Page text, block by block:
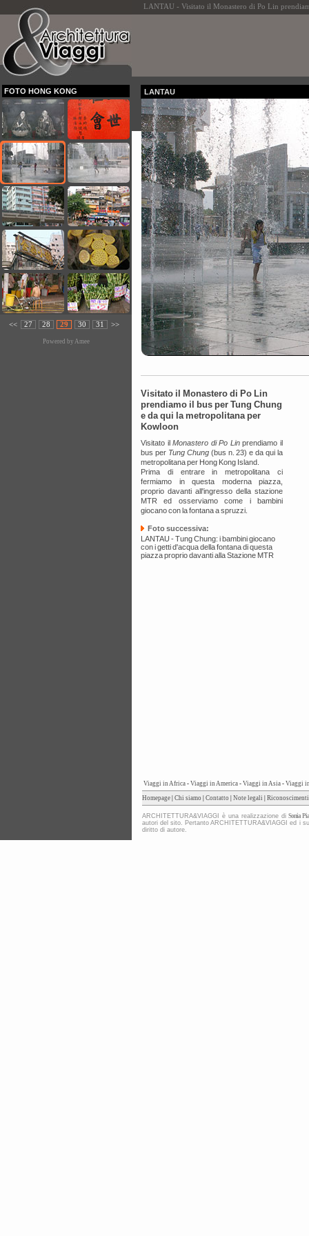
LANTAU - Visitato il Monastero di Po Lin
FOTO HONG KONG
<< 27 28 29 30 31 >>
Powered by Amee
LANTAU
Visitato il Monastero di Po Lin
prendiamo il bus per Tung Chung
e da qui la metropolitana per
Kowloon
Visitato ilMonastero di Po Linprendiamo il
bus per Tung Chung(bus n. 23) e da qui la
metropolitana per Hong Kong Island.
Prima di entrare in metropolitana ci
fermiamo in questa moderna piazza,
proprio davanti all'ingresso della stazione
MTR ed osserviamo come i bambini
giocano con la fontana a spruzzi.
Foto successiva:
LANTAU - Tung Chung: i bambini giocano
con i getti d'acqua della fontana di questa
piazza proprio davanti alla Stazione MTR
Viaggi in Africa - Viaggi in America - Viaggi in Asia - Viaggi
Homepage Chi siamo Contatto Note legali Riconoscimenti
ARCHITETTURA&VIAGGI è una realizzazione diSonia
autori del sito. Pertanto ARCHITETTURA&VIAGGI ed i
diritto di autore.